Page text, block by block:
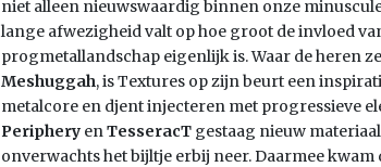
niet alleen nieuwswaardig binnen onze
lange afwezigheid valt op hoe groot de invloed
progmetallandschap eigenlijk is. Waar de heren
Meshuggah, is Textures op zijn beurt een
metalcore en djent injecteren met progressieve
Periphery enTesseracT gestaag nieuw
onverwachts het bijltje erbij neer. Daarmee